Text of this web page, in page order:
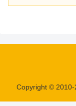
Copyright © 2010-